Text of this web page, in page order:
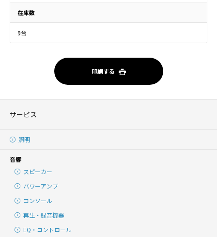
在庫数
9台
印刷する
サービス
照明
音響
スピーカー
パワーアンプ
コンソール
再生・録音機器
EQ・コントロール